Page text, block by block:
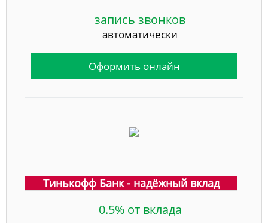
запись звонков
автоматически
Оформить онлайн
Тинькофф Банк - надёжный вклад
0.5% от вклада